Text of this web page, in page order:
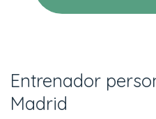
Entrenador
Madrid